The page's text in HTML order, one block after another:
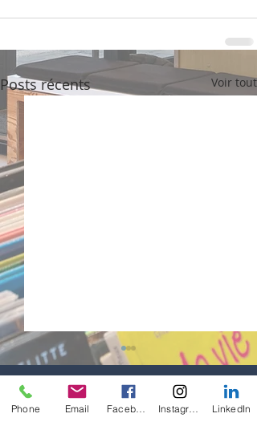
Posts récents Voir tout
Phone Email LinkedIn